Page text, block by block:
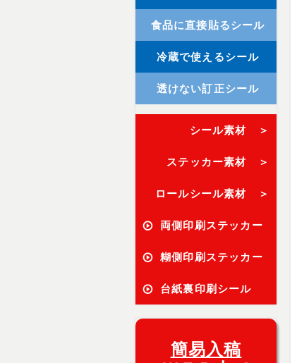
食品に直接貼るシール
冷蔵で使えるシール
透けない訂正シール
シール素材 ＞
ステッカー素材 ＞
ロールシール素材 ＞
両側印刷ステッカー
糊側印刷ステッカー
台紙裏印刷シール
簡易入稿